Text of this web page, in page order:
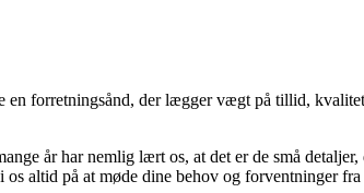
en forretningsånd, der lægger vægt på tillid,
år har nemlig lært os, at det er de små
altid på at møde dine behov og forventninger fra